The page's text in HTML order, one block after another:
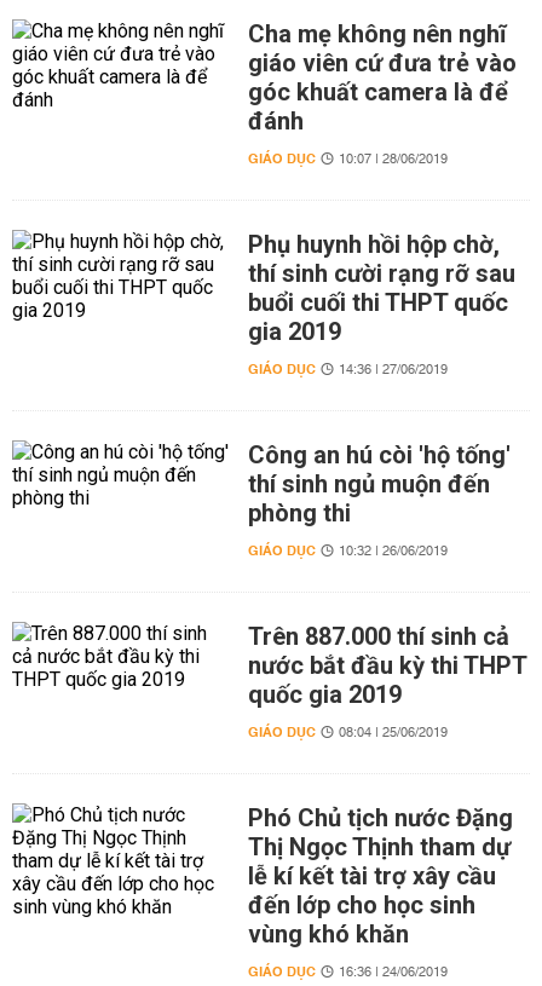
Cha mẹ không nên nghĩ
giáo viên cứ đưa trẻ vào
góc khuất camera là để
đánh
GIÁO DỤC 10:07 | 28/06/2019
Phụ huynh hồi hộp chờ,
thí sinh cười rạng rỡ sau
buổi cuối thi THPT quốc
gia 2019
GIÁO DỤC 14:36 | 27/06/2019
Công an hú còi 'hộ tống'
thí sinh ngủ muộn đến
phòng thi
GIÁO DỤC 10:32 | 26/06/2019
Trên 887.000 thí sinh cả
nước bắt đầu kỳ thi THPT
quốc gia 2019
GIÁO DỤC 08:04 | 25/06/2019
Phó Chủ tịch nước Đặng
Thị Ngọc Thịnh tham dự
lễ kí kết tài trợ xây cầu
đến lớp cho học sinh
vùng khó khăn
GIÁO DỤC 16:36 | 24/06/2019